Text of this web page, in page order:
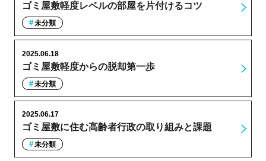
ゴミ屋敷軽度レベルの部屋を片付けるコツ
未分類
ゴミ屋敷軽度からの脱却第一歩
2025.06.18
未分類
ゴミ屋敷に住む高齢者行政の取り組みと課題
2025.06.17
未分類